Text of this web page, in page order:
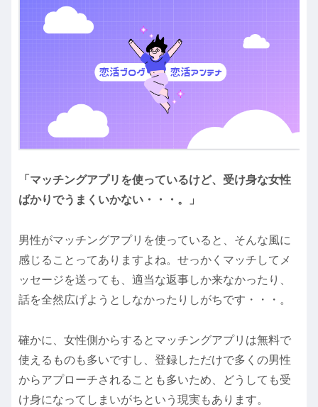
「マッチングアプリを使っているけど、受け身な女性
ばかりでうまくいかない・・・。」
男性がマッチングアプリを使っていると、そんな風に
感じることってありますよね。せっかくマッチしてメ
ッセージを送っても、適当な返事しか来なかったり、
話を全然広げようとしなかったりしがちです・・・。
確かに、女性側からするとマッチングアプリは無料で
使えるものも多いですし、登録しただけで多くの男性
からアプローチされることも多いため、どうしても受
け身になってしまいがちという現実もあります。